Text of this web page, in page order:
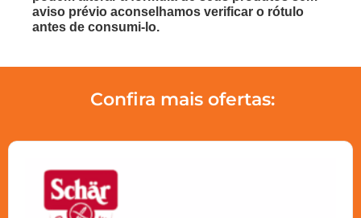
aviso prévio aconselhamos verificar o rótulo
antes de consumi-lo.
Confira mais ofertas: